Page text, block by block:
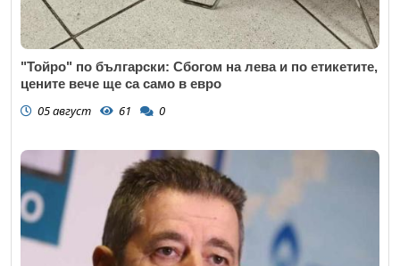
"Тойро" по български: Сбогом на лева и по етикетите,
цените вече ще са само в евро
05 август 61 0